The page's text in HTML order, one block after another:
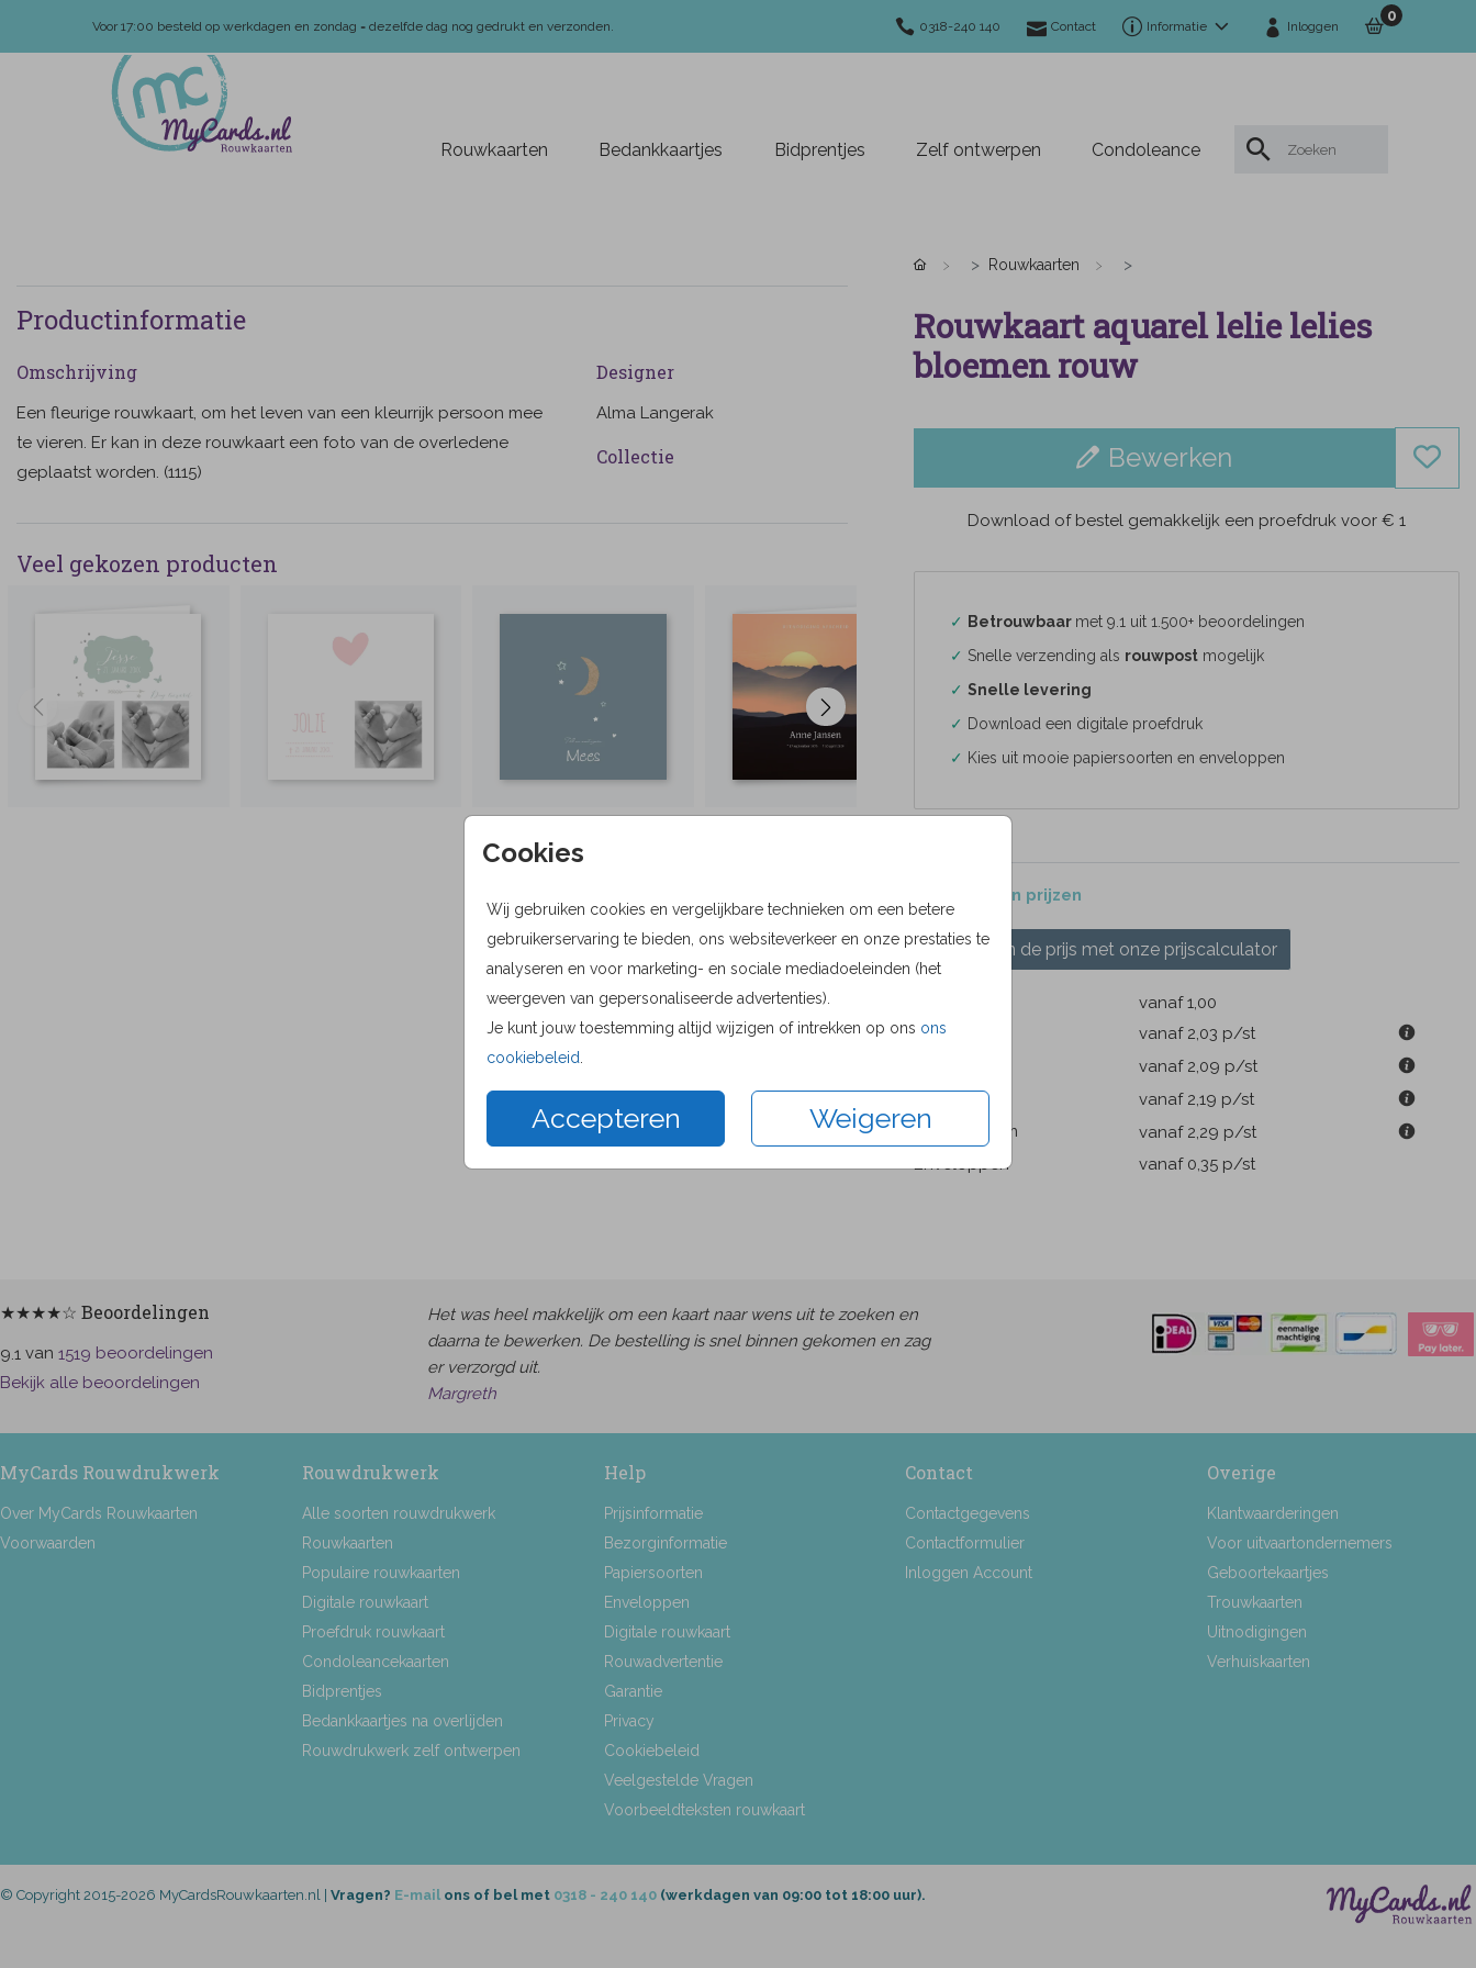
Voor 17:00 besteld op werkdagen en zondag = dezelfde dag nog gedrukt en verzonden. 0318-240 140 Contact Informatie Inloggen
0
Rouwkaarten Bedankkaartjes Bidprentjes Zelf ontwerpen Condoleance
Cookies
Wij gebruiken cookies en vergelijkbare technieken om een betere
gebruikerservaring te bieden, ons websiteverkeer en onze prestaties te
analyseren en voor marketing- en sociale mediadoeleinden (het
weergeven van gepersonaliseerde advertenties).
Je kunt jouw toestemming altijd wijzigen of intrekken op ons ons
cookiebeleid
Accepteren Weigeren
Productinformatie
Omschrijving
Een fleurige rouwkaart, om het leven van een kleurrijk persoon mee
te vieren. Er kan in deze rouwkaart een foto van de overledene
geplaatst worden. (1115)
Designer
Alma Langerak
Collectie
Veel gekozen producten
Rouwkaarten
Rouwkaart aquarel lelie lelies
bloemen rouw
Bewerken
Download of bestel gemakkelijk een proefdruk voor € 1
✓ Betrouwbaar met 9.1 uit 1.500+ beoordelingen
✓ Snelle verzending als rouwpostmogelijk
✓ Snelle levering
✓ Download een digitale proefdruk
✓ Kies uit mooie papiersoorten en enveloppen
Formaten en prijzen
Bereken de prijs met onze prijscalculator
vanaf 1,00
8.6 × 12.9 cm
vanaf 2,03 p/st
vanaf 2,09 p/st
11.4 × 17.1 cm
vanaf 2,19 p/st
14.4 × 21.6 cm
vanaf 2,29 p/st
Enveloppen
vanaf 0,35 p/st
★★★★☆ Beoordelingen
9.1 van 1519 beoordelingen
Bekijk alle beoordelingen
Het was heel makkelijk om een kaart naar wens uit te zoeken en
daarna te bewerken. De bestelling is snel binnen gekomen en zag
er verzorgd uit.
Margreth
MyCards Rouwdrukwerk
Over MyCards Rouwkaarten
Voorwaarden
Rouwdrukwerk
Alle soorten rouwdrukwerk
Rouwkaarten
Populaire rouwkaarten
Digitale rouwkaart
Proefdruk rouwkaart
Condoleancekaarten
Bidprentjes
Bedankkaartjes na overlijden
Rouwdrukwerk zelf ontwerpen
Help
Prijsinformatie
Bezorginformatie
Papiersoorten
Enveloppen
Digitale rouwkaart
Rouwadvertentie
Garantie
Privacy
Cookiebeleid
Veelgestelde Vragen
Voorbeeldteksten rouwkaart
Contact
Contactgegevens
Contactformulier
Inloggen Account
Overige
Klantwaarderingen
Voor uitvaartondernemers
Geboortekaartjes
Trouwkaarten
Uitnodigingen
Verhuiskaarten
© Copyright 2015-2026 MyCardsRouwkaarten.nl | Vragen? E-mail ons of bel met 0318 - 240 140 (werkdagen van 09:00 tot 18:00 uur).